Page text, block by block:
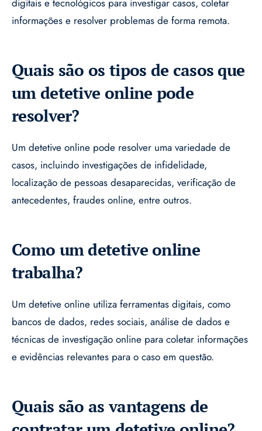
digitais e tecnológicos para investigar casos, coletar
informações e resolver problemas de forma remota.
Quais são os tipos de casos que
um detetive online pode
resolver?
Um detetive online pode resolver uma variedade de
casos, incluindo investigações de infidelidade,
localização de pessoas desaparecidas, verificação de
antecedentes, fraudes online, entre outros.
Como um detetive online
trabalha?
Um detetive online utiliza ferramentas digitais, como
bancos de dados, redes sociais, análise de dados e
técnicas de investigação online para coletar informações
e evidências relevantes para o caso em questão.
Quais são as vantagens de